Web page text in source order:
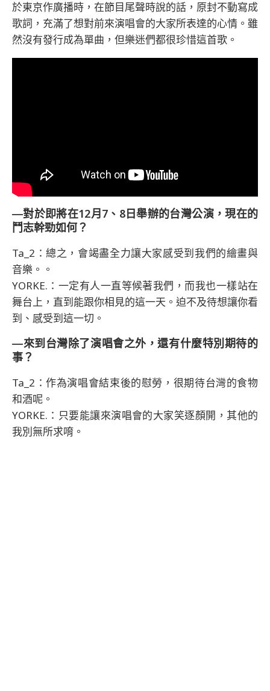
於東京作廣播時，在節目尾聲時說的話，原封不動寫成
歌詞，充滿了想對前來演唱會的大家所表達的心情。雖
然沒有發行成為單曲，但樂迷們都很珍惜這首歌。
―對於即將在12月7、8日舉辦的台灣公演，現在的
鬥志幹勁如何？
Ta_2：總之，會竭盡全力讓大家感受到我們的繪畫與
音樂。。
YORKE.：一定有人一直等候著我們，而我也一樣站在
舞台上，直到能跟你相見的這一天。迫不及待想讓你看
到、感受到這一切。
―來到台灣除了演唱會之外，還有什麼特別期待的
事？
Ta_2：作為演唱會結束後的慰勞，很期待台灣的食物
和酒呢。
YORKE.：只要能讓來演唱會的大家笑逐顏開，其他的
我別無所求唷。